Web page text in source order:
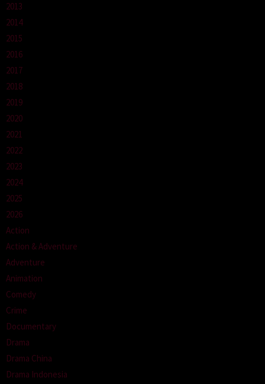
2013
2014
2015
2016
2017
2018
2019
2020
2021
2022
2023
2024
2025
2026
Action
Action & Adventure
Adventure
Animation
Comedy
Crime
Documentary
Drama
Drama China
Drama Indonesia